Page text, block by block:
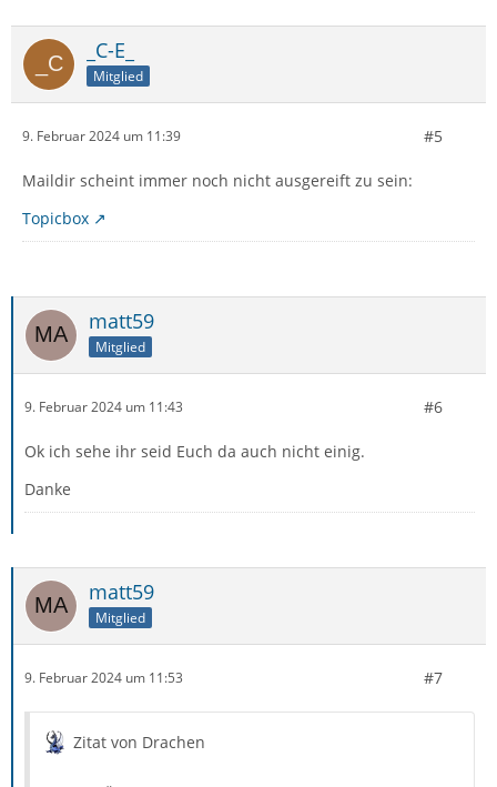
_C-E_
Mitglied
9. Februar 2024 um 11:39 #5
Maildir scheint immer noch nicht ausgereift zu sein:
Topicbox
matt59
Mitglied
9. Februar 2024 um 11:43 #6
Ok ich sehe ihr seid Euch da auch nicht einig.
Danke
matt59
Mitglied
9. Februar 2024 um 11:53 #7
Zitat von Drachen